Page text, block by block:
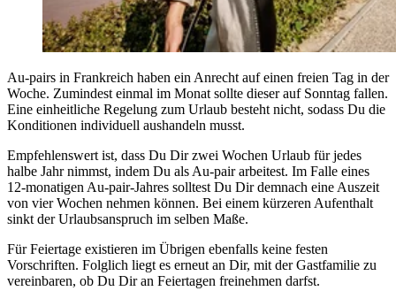
Au-pairs in Frankreich haben ein Anrecht auf einen freien Tag in der
Woche. Zumindest einmal im Monat sollte dieser auf Sonntag fallen.
Eine einheitliche Regelung zum Urlaub besteht nicht, sodass Du die
Konditionen individuell aushandeln musst.
Empfehlenswert ist, dass Du Dir zwei Wochen Urlaub für jedes
halbe Jahr nimmst, indem Du als Au-pair arbeitest. Im Falle eines
12-monatigen Au-pair-Jahres solltest Du Dir demnach eine Auszeit
von vier Wochen nehmen können. Bei einem kürzeren Aufenthalt
sinkt der Urlaubsanspruch im selben Maße.
Für Feiertage existieren im Übrigen ebenfalls keine festen
Vorschriften. Folglich liegt es erneut an Dir, mit der Gastfamilie zu
vereinbaren, ob Du Dir an Feiertagen freinehmen darfst.